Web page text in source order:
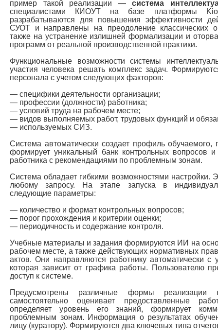
пример такой реализации —система
специалистами КИОУТ на базе платформы
разрабатываются для повышения эффективности
СУОТ и направлены на преодоление классических
также на устранение излишней формализации и
программ от реальной производственной практики.
Функциональные возможности системы
участия человека решать комплекс задач.
персонала с учетом следующих факторов:
— специфики деятельности организации;
— профессии (должности) работника;
— условий труда на рабочем месте;
— видов выполняемых работ, трудовых функций и
— используемых СИЗ.
Система автоматически создает профиль обучаемого,
формирует уникальный банк контрольных вопросов и
работника с рекомендациями по проблемным зонам.
Система обладает гибкими возможностями настройки.
любому запросу. На этапе запуска в
следующие параметры:
— количество и формат контрольных вопросов;
— порог прохождения и критерии оценки;
— периодичность и содержание контроля.
Учебные материалы и задания формируются ИИ на
рабочем месте, а также действующих нормативных
актов. Они направляются работнику автоматически с
которая зависит от графика работы. Пользователю
доступ к системе.
Предусмотрены различные формы реализации
самостоятельно оценивает предоставленные
определяет уровень его знаний, формирует
проблемным зонам. Информация о результатах
лицу (куратору). Формируются два ключевых типа